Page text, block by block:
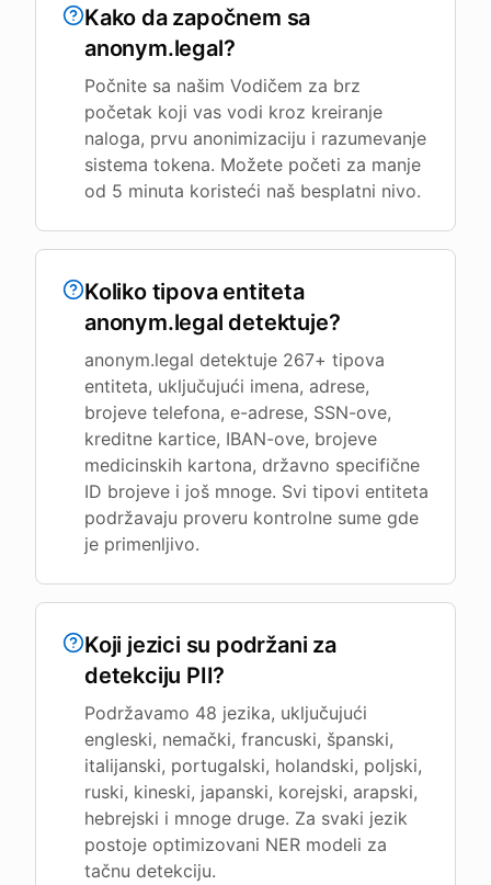
Kako da započnem sa
anonym.legal?
Počnite sa našim Vodičem za brz
početak koji vas vodi kroz kreiranje
naloga, prvu anonimizaciju i razumevanje
sistema tokena. Možete početi za manje
od 5 minuta koristeći naš besplatni nivo.
Koliko tipova entiteta
anonym.legal detektuje?
anonym.legal detektuje 267+ tipova
entiteta, uključujući imena, adrese,
brojeve telefona, e-adrese, SSN-ove,
kreditne kartice, IBAN-ove, brojeve
medicinskih kartona, državno specifične
ID brojeve i još mnoge. Svi tipovi entiteta
podržavaju proveru kontrolne sume gde
je primenljivo.
Koji jezici su podržani za
detekciju PII?
Podržavamo 48 jezika, uključujući
engleski, nemački, francuski, španski,
italijanski, portugalski, holandski, poljski,
ruski, kineski, japanski, korejski, arapski,
hebrejski i mnoge druge. Za svaki jezik
postoje optimizovani NER modeli za
tačnu detekciju.